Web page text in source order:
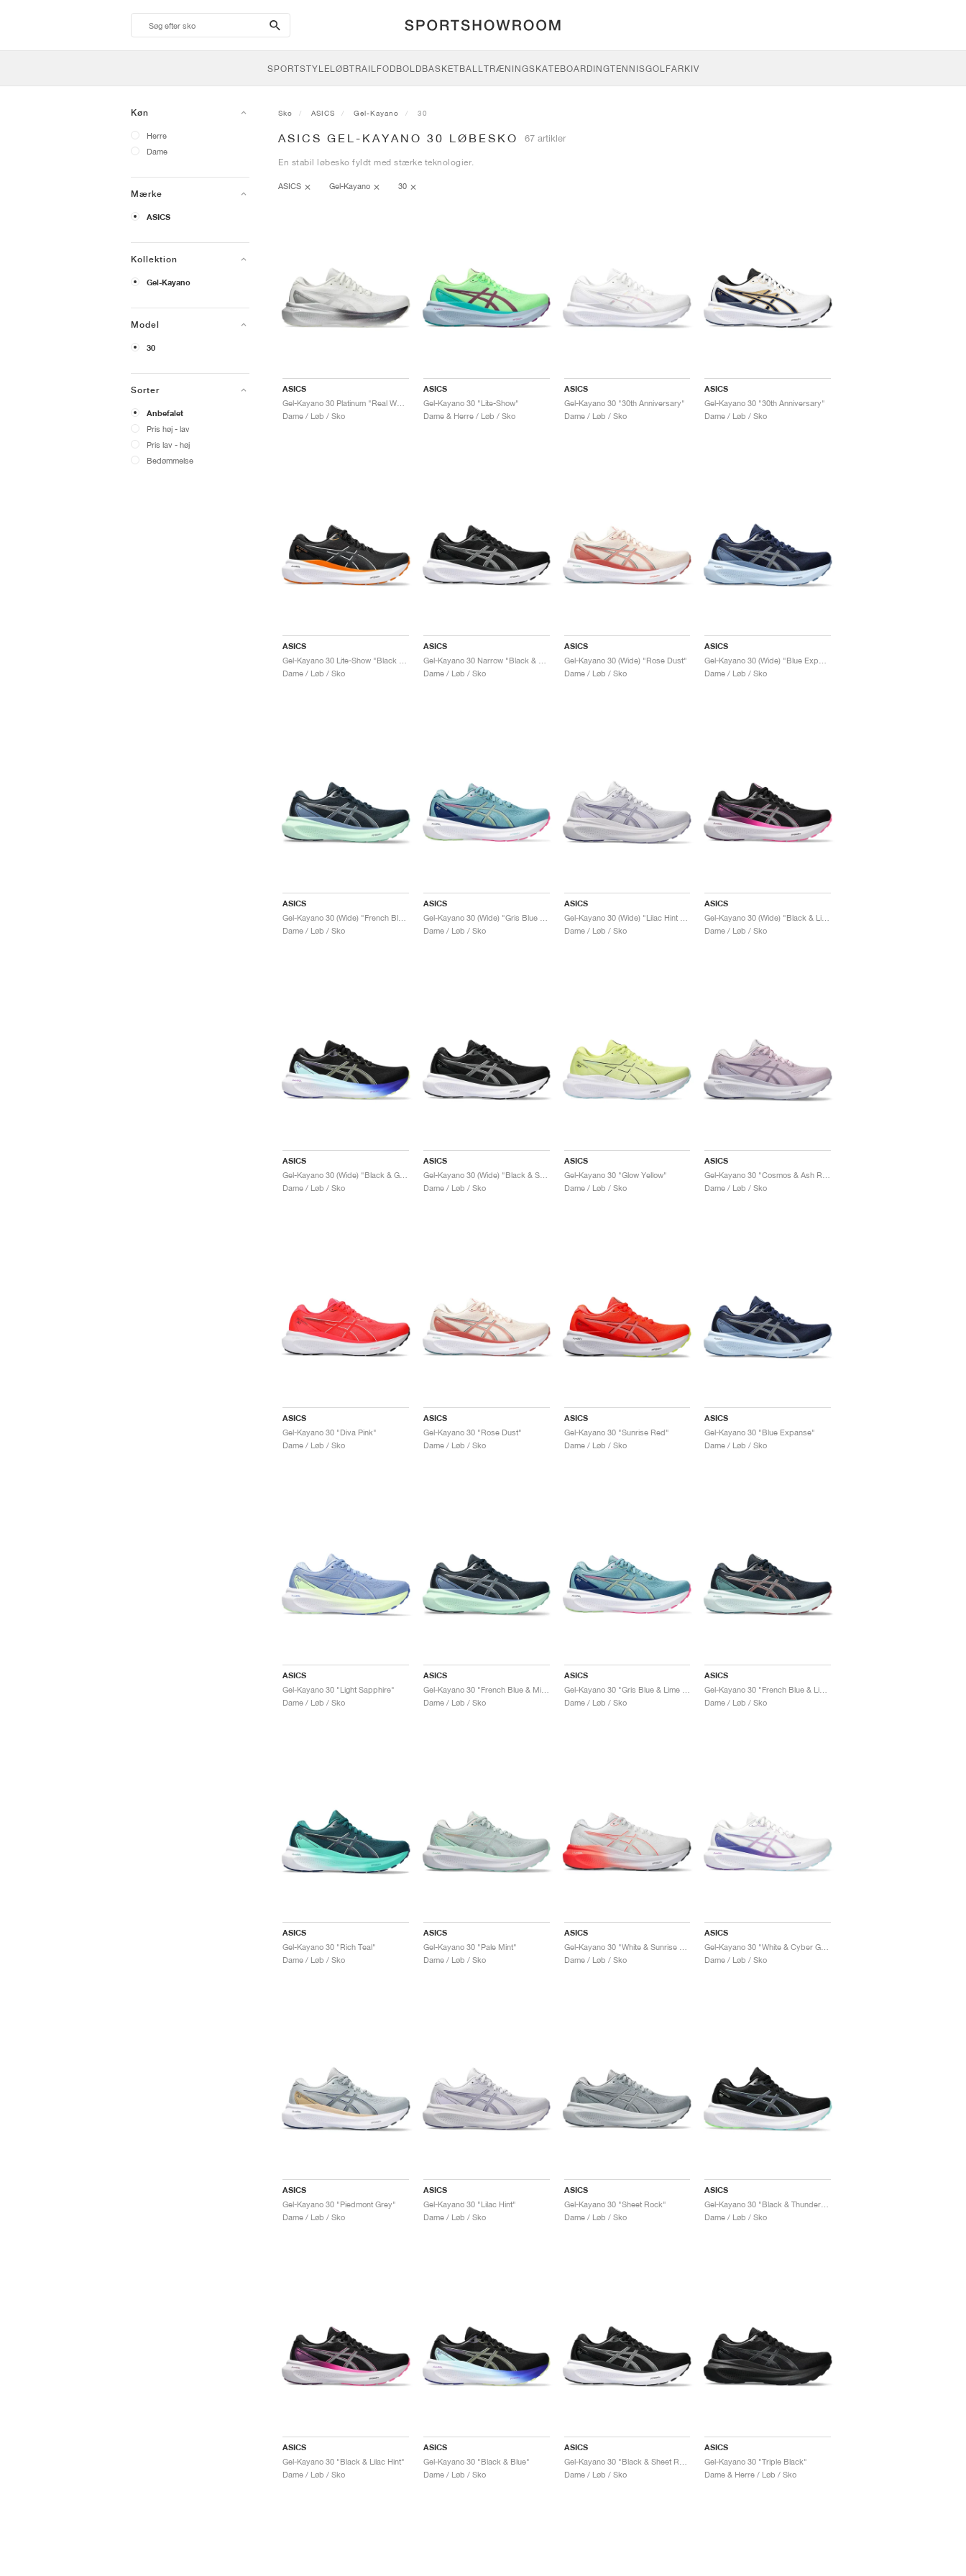
search-
btn
SPORTSTYLELØBTRAILFODBOLDBASKETBALLTRÆNINGSKATEBOARDINGTENNISGOLFARKIV
Køn
Herre
Dame
Mærke
ASICS
Kollektion
Gel-Kayano
Model
30
Sorter
Anbefalet
Pris høj - lav
Pris lav - høj
Bedømmelse
Sko ASICS Gel-Kayano 30
ASICS GEL-KAYANO 30 LØBESKO 67 artikler
En stabil løbesko fyldt med stærke teknologier.
ASICS Gel-Kayano 30
ASICS
Dame / Løb / Sko
ASICS
Gel-Kayano 30 "Lite-Show"
Dame & Herre / Løb / Sko
ASICS
Gel-Kayano 30 "30th Anniversary"
Dame / Løb / Sko
ASICS
Gel-Kayano 30 "30th Anniversary"
Dame / Løb / Sko
ASICS
Dame / Løb / Sko
ASICS
Dame / Løb / Sko
ASICS
Gel-Kayano 30 (Wide) "Rose Dust"
Dame / Løb / Sko
ASICS
Dame / Løb / Sko
ASICS
Dame / Løb / Sko
ASICS
Dame / Løb / Sko
ASICS
Dame / Løb / Sko
ASICS
Dame / Løb / Sko
ASICS
Dame / Løb / Sko
ASICS
Gel-Kayano 30 (Wide) "Black & Sheet Rock"
Dame / Løb / Sko
ASICS
Gel-Kayano 30 "Glow Yellow"
Dame / Løb / Sko
ASICS
Dame / Løb / Sko
ASICS
Gel-Kayano 30 "Diva Pink"
Dame / Løb / Sko
ASICS
Gel-Kayano 30 "Rose Dust"
Dame / Løb / Sko
ASICS
Gel-Kayano 30 "Sunrise Red"
Dame / Løb / Sko
ASICS
Gel-Kayano 30 "Blue Expanse"
Dame / Løb / Sko
ASICS
Gel-Kayano 30 "Light Sapphire"
Dame / Løb / Sko
ASICS
Gel-Kayano 30 "French Blue & Mint"
Dame / Løb / Sko
ASICS
Dame / Løb / Sko
ASICS
Dame / Løb / Sko
ASICS
Gel-Kayano 30 "Rich Teal"
Dame / Løb / Sko
ASICS
Gel-Kayano 30 "Pale Mint"
Dame / Løb / Sko
ASICS
Dame / Løb / Sko
ASICS
Dame / Løb / Sko
ASICS
Gel-Kayano 30 "Piedmont Grey"
Dame / Løb / Sko
ASICS
Gel-Kayano 30 "Lilac Hint"
Dame / Løb / Sko
ASICS
Gel-Kayano 30 "Sheet Rock"
Dame / Løb / Sko
ASICS
Dame / Løb / Sko
ASICS
Gel-Kayano 30 "Black & Lilac Hint"
Dame / Løb / Sko
ASICS
Gel-Kayano 30 "Black & Blue"
Dame / Løb / Sko
ASICS
Dame / Løb / Sko
ASICS
Gel-Kayano 30 "Triple Black"
Dame & Herre / Løb / Sko